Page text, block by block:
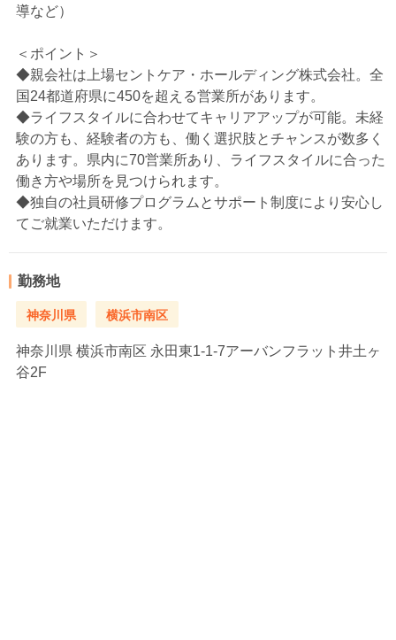
導など）
＜ポイント＞
◆親会社は上場セントケア・ホールディング株式会社。全
国24都道府県に450を超える営業所があります。
◆ライフスタイルに合わせてキャリアアップが可能。未経
験の方も、経験者の方も、働く選択肢とチャンスが数多く
あります。県内に70営業所あり、ライフスタイルに合った
働き方や場所を見つけられます。
◆独自の社員研修プログラムとサポート制度により安心し
てご就業いただけます。
勤務地
神奈川県 横浜市南区
神奈川県 横浜市南区 永田東1-1-7アーバンフラット井土ヶ
谷2F